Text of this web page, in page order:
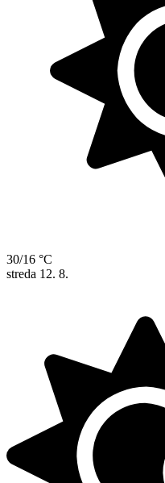
30/16 °C
streda 12. 8.